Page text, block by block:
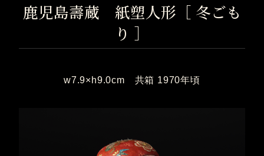
鹿児島壽蔵 紙塑人形［ 冬ごも
り ］
w7.9×h9.0cm 共箱 1970年頃